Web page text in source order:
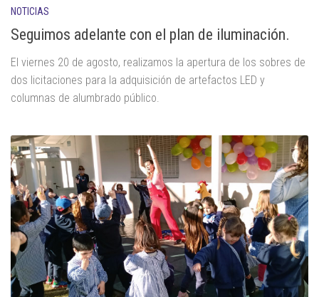
NOTICIAS
Seguimos adelante con el plan de iluminación.
El viernes 20 de agosto, realizamos la apertura de los sobres de
dos licitaciones para la adquisición de artefactos LED y
columnas de alumbrado público.